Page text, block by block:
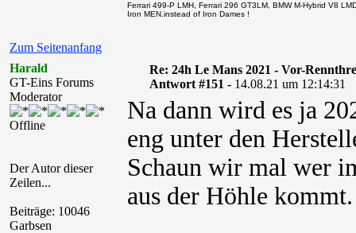
Zum Seitenanfang
Ferrari 499-P LMH, Ferrari 296 GT3LM, BMW M-Hybrid V8
Iron MEN.instead of Iron Dames !
Harald
GT-Eins Forums
Moderator
Offline
Der Autor dieser
Zeilen...
Beiträge: 10046
Garbsen
Re: 24h Le Mans 2021 - Vor-
Antwort #151 - 14.08.21 um 12:14:31
Na dann wird es ja
eng unter den
Schaun wir mal wer
aus der Höhle kommt.